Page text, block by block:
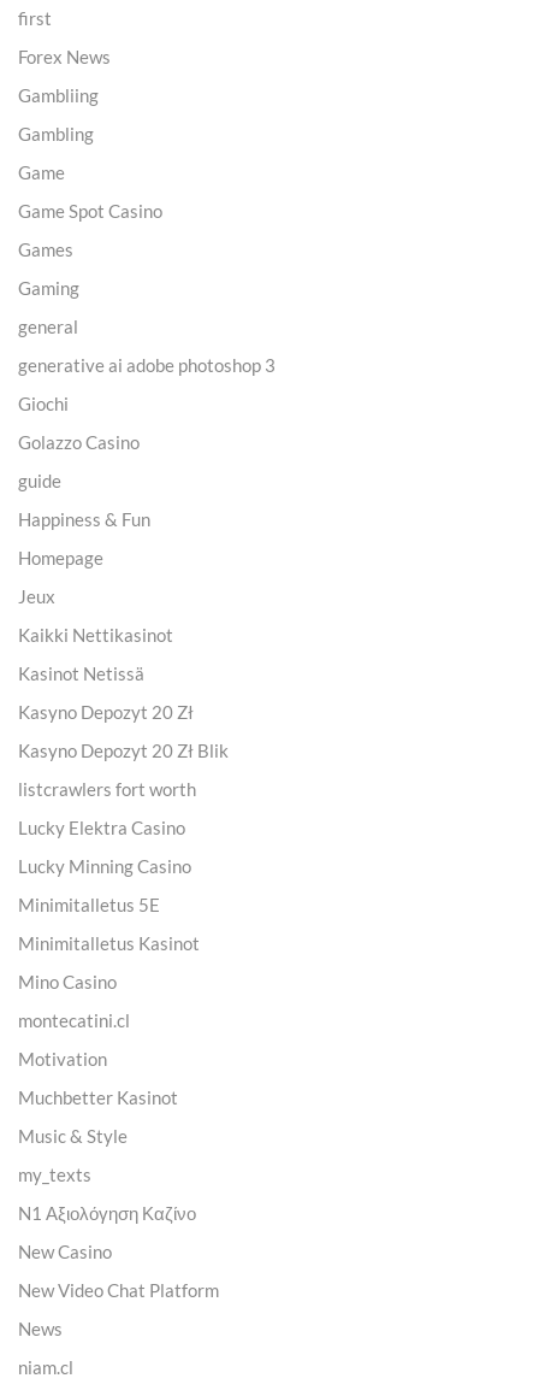
first
Forex News
Gambliing
Gambling
Game
Game Spot Casino
Games
Gaming
general
generative ai adobe photoshop 3
Giochi
Golazzo Casino
guide
Happiness & Fun
Homepage
Jeux
Kaikki Nettikasinot
Kasinot Netissä
Kasyno Depozyt 20 Zł
Kasyno Depozyt 20 Zł Blik
listcrawlers fort worth
Lucky Elektra Casino
Lucky Minning Casino
Minimitalletus 5E
Minimitalletus Kasinot
Mino Casino
montecatini.cl
Motivation
Muchbetter Kasinot
Music & Style
my_texts
N1 Αξιολόγηση Καζίνο
New Casino
New Video Chat Platform
News
niam.cl